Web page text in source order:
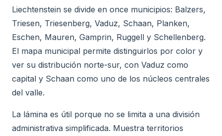
Liechtenstein se divide en once municipios: Balzers,
Triesen, Triesenberg, Vaduz, Schaan, Planken,
Eschen, Mauren, Gamprin, Ruggell y Schellenberg.
El mapa municipal permite distinguirlos por color y
ver su distribución norte-sur, con Vaduz como
capital y Schaan como uno de los núcleos centrales
del valle.
La lámina es útil porque no se limita a una división
administrativa simplificada. Muestra territorios